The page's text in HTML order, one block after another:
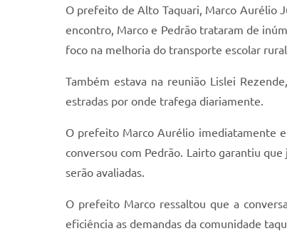
O prefeito de Alto Taquari, Marco Aurélio
encontro, Marco e Pedrão trataram de
foco na melhoria do transporte escolar
Também estava na reunião Lislei
estradas por onde trafega diariamente.
O prefeito Marco Aurélio imediatamente
conversou com Pedrão. Lairto garantiu
serão avaliadas.
O prefeito Marco ressaltou que a
eficiência as demandas da comunidade